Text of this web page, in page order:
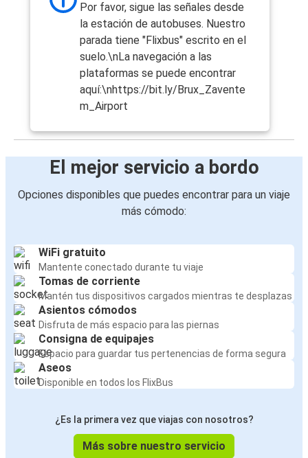
Por favor, sigue las señales desde
la estación de autobuses. Nuestro
parada tiene "Flixbus" escrito en el
suelo.\nLa navegación a las
plataformas se puede encontrar
aquí:\nhttps://bit.ly/Brux_Zavente
m_Airport
El mejor servicio a bordo
Opciones disponibles que puedes encontrar para un viaje
más cómodo:
WiFi gratuito
Mantente conectado durante tu viaje
Tomas de corriente
Mantén tus dispositivos cargados mientras te desplazas
Asientos cómodos
Disfruta de más espacio para las piernas
Consigna de equipajes
Espacio para guardar tus pertenencias de forma segura
Aseos
Disponible en todos los FlixBus
¿Es la primera vez que viajas con nosotros?
Más sobre nuestro servicio